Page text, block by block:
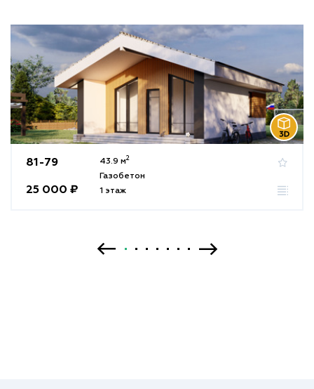
81-79
25 000 ₽
43.9 м2
Газобетон
1 этаж